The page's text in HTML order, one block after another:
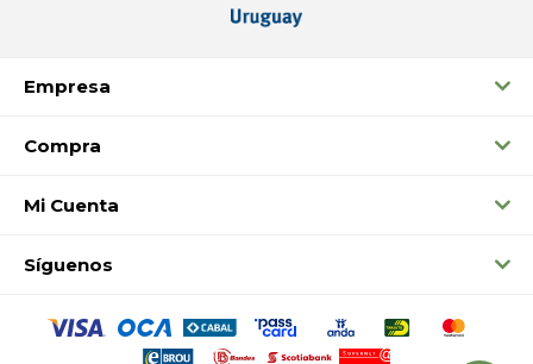
Empresa
Compra
Mi Cuenta
Síguenos